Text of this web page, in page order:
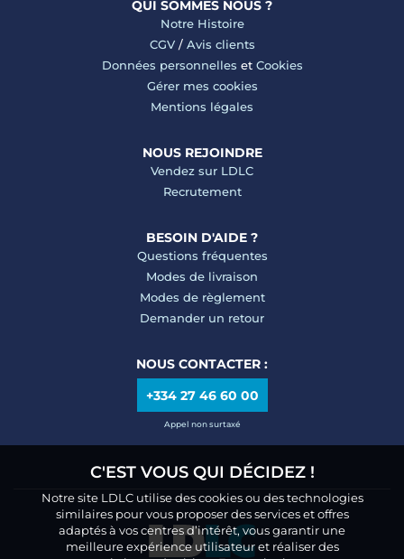
QUI SOMMES NOUS ?
Notre Histoire
CGV/ Avis clients
Données personnelles et Cookies
Gérer mes cookies
Mentions légales
NOUS REJOINDRE
Vendez sur LDLC
Recrutement
BESOIN D'AIDE ?
Questions fréquentes
Modes de livraison
Modes de règlement
Demander un retour
NOUS CONTACTER :
+334 27 46 60 00
Appel non surtaxé
C'EST VOUS QUI DÉCIDEZ !
Notre site LDLC utilise des cookies ou des technologies
similaires pour vous proposer des services et offres
adaptés à vos centres d’intérêt, vous garantir une
meilleure expérience utilisateur et réaliser des